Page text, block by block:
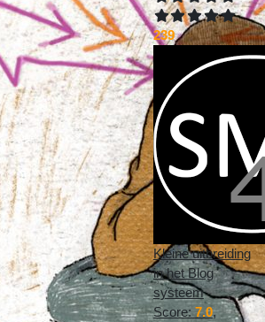
239
Kleine uitbreiding
in het Blog
systeem
Score: 7.0,